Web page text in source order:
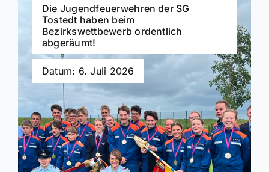
Die Jugendfeuerwehren der SG
Tostedt haben beim
Bezirkswettbewerb ordentlich
abgeräumt!
Datum: 6. Juli 2026